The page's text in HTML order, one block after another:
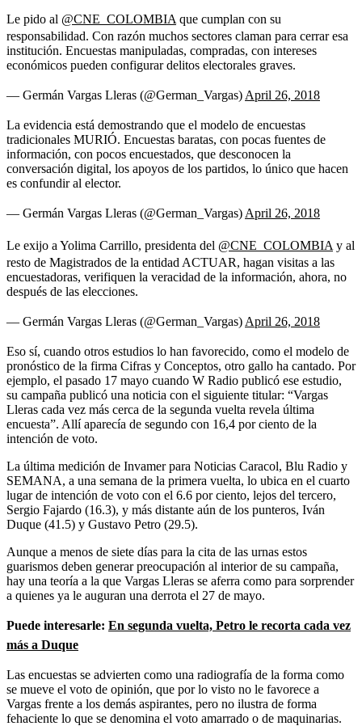
Le pido al @CNE_COLOMBIA que cumplan con su
responsabilidad. Con razón muchos sectores claman para cerrar esa
institución. Encuestas manipuladas, compradas, con intereses
económicos pueden configurar delitos electorales graves.
— Germán Vargas Lleras (@German_Vargas) April 26, 2018
La evidencia está demostrando que el modelo de encuestas
tradicionales MURIÓ. Encuestas baratas, con pocas fuentes de
información, con pocos encuestados, que desconocen la
conversación digital, los apoyos de los partidos, lo único que hacen
es confundir al elector.
— Germán Vargas Lleras (@German_Vargas) April 26, 2018
Le exijo a Yolima Carrillo, presidenta del @CNE_COLOMBIA y al
resto de Magistrados de la entidad ACTUAR, hagan visitas a las
encuestadoras, verifiquen la veracidad de la información, ahora, no
después de las elecciones.
— Germán Vargas Lleras (@German_Vargas) April 26, 2018
Eso sí, cuando otros estudios lo han favorecido, como el modelo de
pronóstico de la firma Cifras y Conceptos, otro gallo ha cantado. Por
ejemplo, el pasado 17 mayo cuando W Radio publicó ese estudio,
su campaña publicó una noticia con el siguiente titular: “Vargas
Lleras cada vez más cerca de la segunda vuelta revela última
encuesta”. Allí aparecía de segundo con 16,4 por ciento de la
intención de voto.
La última medición de Invamer para Noticias Caracol, Blu Radio y
SEMANA, a una semana de la primera vuelta, lo ubica en el cuarto
lugar de intención de voto con el 6.6 por ciento, lejos del tercero,
Sergio Fajardo (16.3), y más distante aún de los punteros, Iván
Duque (41.5) y Gustavo Petro (29.5).
Aunque a menos de siete días para la cita de las urnas estos
guarismos deben generar preocupación al interior de su campaña,
hay una teoría a la que Vargas Lleras se aferra como para sorprender
a quienes ya le auguran una derrota el 27 de mayo.
Puede interesarle: En segunda vuelta, Petro le recorta cada vez
más a Duque
Las encuestas se advierten como una radiografía de la forma como
se mueve el voto de opinión, que por lo visto no le favorece a
Vargas frente a los demás aspirantes, pero no ilustra de forma
fehaciente lo que se denomina el voto amarrado o de maquinarias.